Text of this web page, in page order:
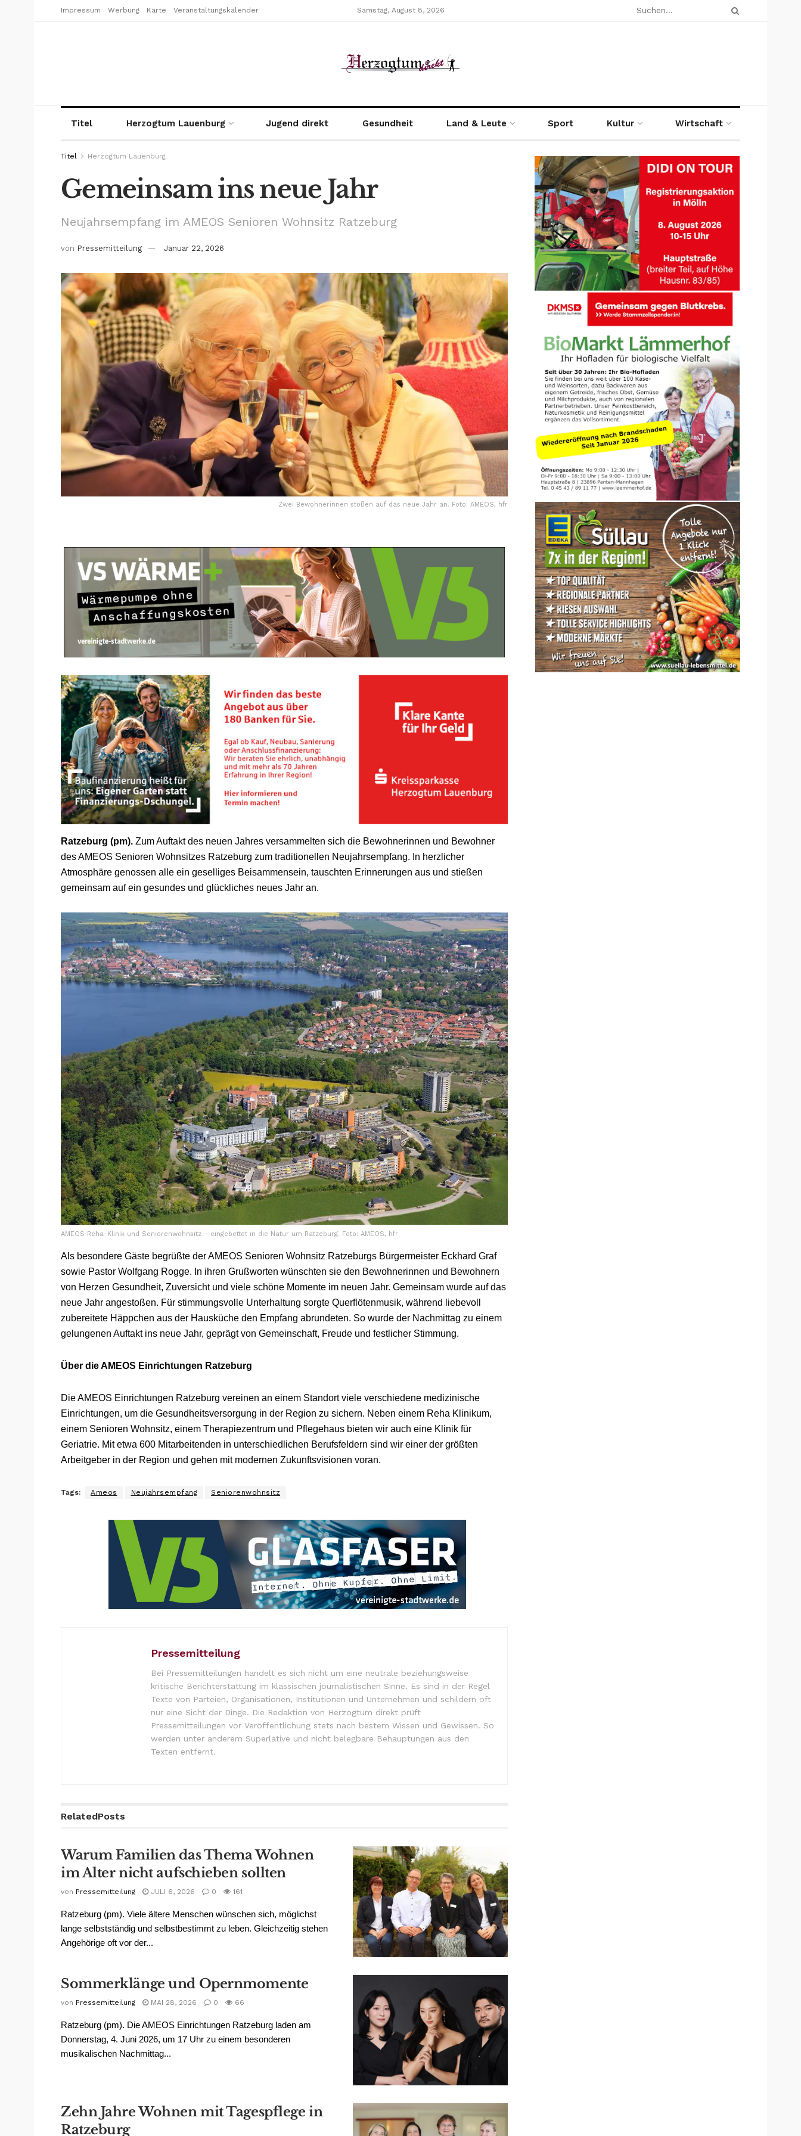
Impressum Werbung Karte Veranstaltungskalender Samstag, August 8, 2026
Titel Herzogtum Lauenburg Jugend direkt Gesundheit Land & Leute Sport Kultur Wirtschaft
Titel Herzogtum Lauenburg
Gemeinsam ins neue Jahr
Neujahrsempfang im AMEOS Senioren Wohnsitz Ratzeburg
von Pressemitteilung Januar 22, 2026
Zwei Bewohnerinnen stoßen auf das neue Jahr an. Foto: AMEOS, hfr
Ratzeburg (pm). Zum Auftakt des neuen Jahres versammelten sich die Bewohnerinnen und Bewohner
des AMEOS Senioren Wohnsitzes Ratzeburg zum traditionellen Neujahrsempfang. In herzlicher
Atmosphäre genossen alle ein geselliges Beisammensein, tauschten Erinnerungen aus und stießen
gemeinsam auf ein gesundes und glückliches neues Jahr an.
AMEOS Reha-Klinik und Seniorenwohnsitz – eingebettet in die Natur um Ratzeburg. Foto: AMEOS, hfr
Als besondere Gäste begrüßte der AMEOS Senioren Wohnsitz Ratzeburgs Bürgermeister Eckhard Graf
sowie Pastor Wolfgang Rogge. In ihren Grußworten wünschten sie den Bewohnerinnen und Bewohnern
von Herzen Gesundheit, Zuversicht und viele schöne Momente im neuen Jahr. Gemeinsam wurde auf das
neue Jahr angestoßen. Für stimmungsvolle Unterhaltung sorgte Querflötenmusik, während liebevoll
zubereitete Häppchen aus der Hausküche den Empfang abrundeten. So wurde der Nachmittag zu einem
gelungenen Auftakt ins neue Jahr, geprägt von Gemeinschaft, Freude und festlicher Stimmung.
Über die AMEOS Einrichtungen Ratzeburg
Die AMEOS Einrichtungen Ratzeburg vereinen an einem Standort viele verschiedene medizinische
Einrichtungen, um die Gesundheitsversorgung in der Region zu sichern. Neben einem Reha Klinikum,
einem Senioren Wohnsitz, einem Therapiezentrum und Pflegehaus bieten wir auch eine Klinik für
Geriatrie. Mit etwa 600 Mitarbeitenden in unterschiedlichen Berufsfeldern sind wir einer der größten
Arbeitgeber in der Region und gehen mit modernen Zukunftsvisionen voran.
Tags: Ameos Neujahrsempfang Seniorenwohnsitz
Pressemitteilung
Bei Pressemitteilungen handelt es sich nicht um eine neutrale beziehungsweise
kritische Berichterstattung im klassischen journalistischen Sinne. Es sind in der Regel
Texte von Parteien, Organisationen, Institutionen und Unternehmen und schildern oft
nur eine Sicht der Dinge. Die Redaktion von Herzogtum direkt prüft
Pressemitteilungen vor Veröffentlichung stets nach bestem Wissen und Gewissen. So
werden unter anderem Superlative und nicht belegbare Behauptungen aus den
Texten entfernt.
RelatedPosts
Warum Familien das Thema Wohnen
im Alter nicht aufschieben sollten
von Pressemitteilung JULI 6, 2026 0 161
Ratzeburg (pm). Viele ältere Menschen wünschen sich, möglichst
lange selbstständig und selbstbestimmt zu leben. Gleichzeitig stehen
Angehörige oft vor der...
Sommerklänge und Opernmomente
von Pressemitteilung MAI 28, 2026 0 66
Ratzeburg (pm). Die AMEOS Einrichtungen Ratzeburg laden am
Donnerstag, 4. Juni 2026, um 17 Uhr zu einem besonderen
musikalischen Nachmittag...
Zehn Jahre Wohnen mit Tagespflege in
Ratzeburg